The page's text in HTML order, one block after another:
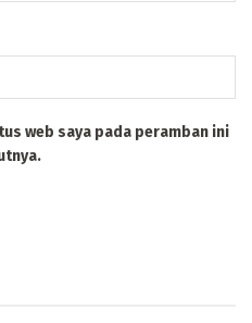
web saya pada peramban ini